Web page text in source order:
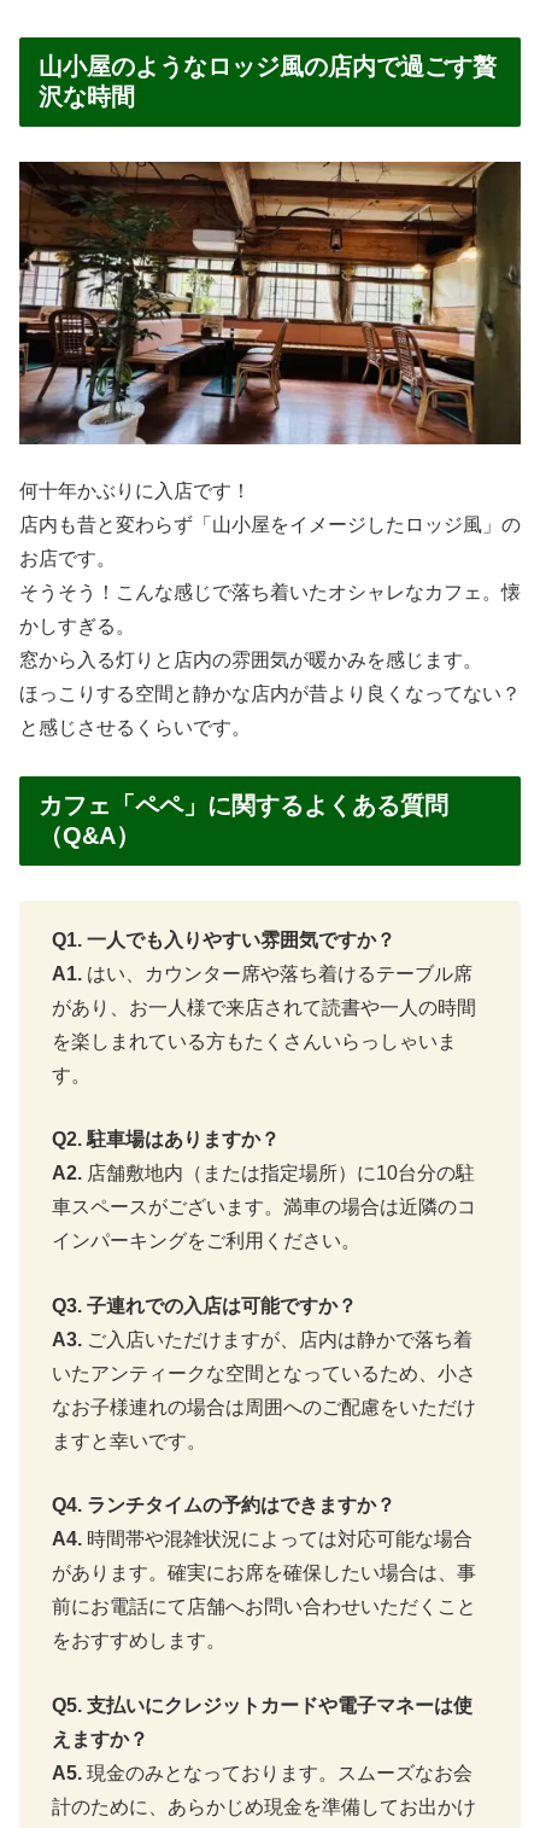
焼き飯と違ってピラフはバター風味が好きなんですよね。
そして、あっさりしてて量も丁度いい。
昔から「ペペのピラフ」が好きでしたが昔と変わらない味
にほっこりしました。
ト必至
もう一品は「海の幸ドリア」を注文
何食べようかな～とメニュー見てると久しぶりにドリアが
食べたくなった！ｗ
「海の幸ドリア」が美味しい！
あっさりした味付けでとても食べやすくて最後まで飽きる
事無く食べれる「海の駅ドリア」でした。
マスターのこだわりが詰まった「石窯焙煎
コーヒー」
石釜焙煎のコーヒーを選んでいるそうで、さわやかな味わ
いと豊かな香りが特徴です。
お湯の温度、豆の状態を気にしながらおいしいコーヒーを
煎じることにこだわって提供しているそうです。
マスターも当時から変わらない気さくな方で変わらないで
マスターの人柄やお店の雰囲気、美味しい料理とコーヒー
をお目当てに来るお客さんで今でも大人気のお店でした。
楽天で詳細を見る
「コーヒー」売れ筋ランキングを見る（楽天）
山小屋のようなロッジ風の店内で過ごす贅
沢な時間